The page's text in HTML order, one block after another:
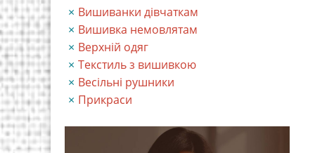
Вишиванки дівчаткам
Вишивка немовлятам
Верхній одяг
Текстиль з вишивкою
Весільні рушники
Прикраси